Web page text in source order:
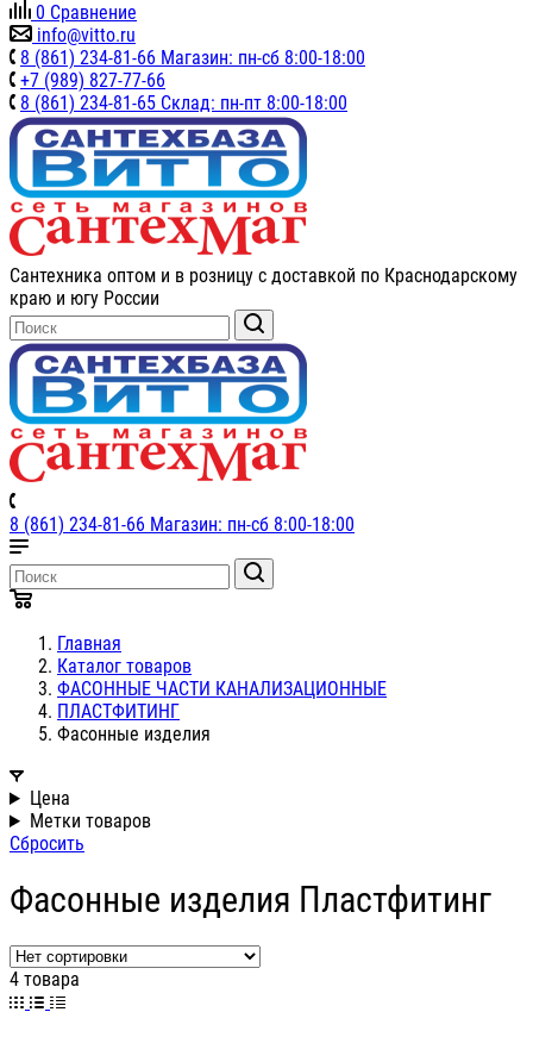
0 Сравнение
info@vitto.ru
8 (861) 234-81-66 Магазин: пн-сб 8:00-18:00
+7 (989) 827-77-66
8 (861) 234-81-65 Склад: пн-пт 8:00-18:00
Сантехника оптом и в розницу с доставкой по Краснодарскому
краю и югу России
8 (861) 234-81-66 Магазин: пн-сб 8:00-18:00
Главная
Каталог товаров
ФАСОННЫЕ ЧАСТИ КАНАЛИЗАЦИОННЫЕ
ПЛАСТФИТИНГ
Фасонные изделия
Цена
Метки товаров
Сбросить
Фасонные изделия Пластфитинг
4 товара